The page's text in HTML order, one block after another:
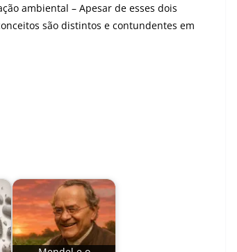
ambiental – Apesar de esses dois
são distintos e contundentes em